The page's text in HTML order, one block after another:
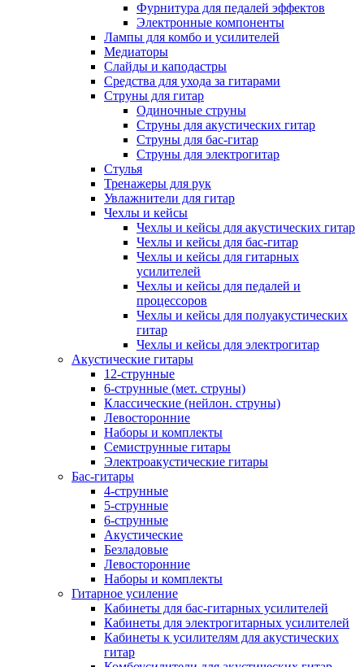
Фурнитура для педалей эффектов
Электронные компоненты
Лампы для комбо и усилителей
Медиаторы
Слайды и каподастры
Средства для ухода за гитарами
Струны для гитар
Одиночные струны
Струны для акустических гитар
Струны для бас-гитар
Струны для электрогитар
Стулья
Тренажеры для рук
Увлажнители для гитар
Чехлы и кейсы
Чехлы и кейсы для акустических гитар
Чехлы и кейсы для бас-гитар
Чехлы и кейсы для гитарных
усилителей
Чехлы и кейсы для педалей и
процессоров
Чехлы и кейсы для полуакустических
гитар
Чехлы и кейсы для электрогитар
Акустические гитары
12-струнные
6-струнные (мет. струны)
Классические (нейлон. струны)
Левосторонние
Наборы и комплекты
Семиструнные гитары
Электроакустические гитары
Бас-гитары
4-струнные
5-струнные
6-струнные
Акустические
Безладовые
Левосторонние
Наборы и комплекты
Гитарное усиление
Кабинеты для бас-гитарных усилителей
Кабинеты для электрогитарных усилителей
Кабинеты к усилителям для акустических
гитар